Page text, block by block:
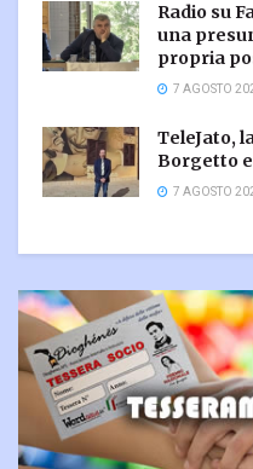
Radio su
una
propria
7 AGOSTO
TeleJato,
Borgetto
7 AGOSTO